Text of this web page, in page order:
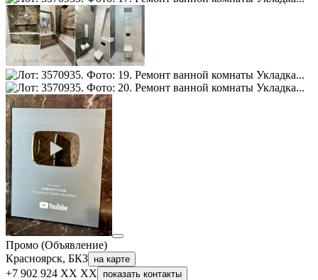
Промо (Объявление)
Красноярск, БКЗ на карте
+7 902 924 XX XX показать контакты